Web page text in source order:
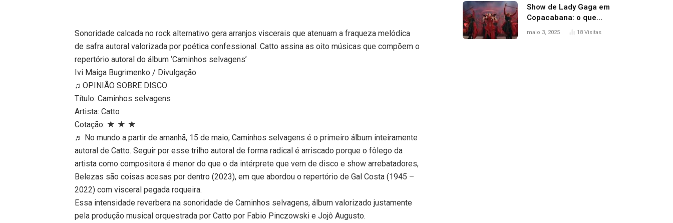
Sonoridade calcada no rock alternativo gera arranjos viscerais que atenuam a fraqueza melódica
de safra autoral valorizada por poética confessional. Catto assina as oito músicas que compõem o
repertório autoral do álbum ‘Caminhos selvagens’
Ivi Maiga Bugrimenko / Divulgação
♫ OPINIÃO SOBRE DISCO
Título: Caminhos selvagens
Artista: Catto
Cotação: ★ ★ ★
♬ No mundo a partir de amanhã, 15 de maio, Caminhos selvagens é o primeiro álbum inteiramente
autoral de Catto. Seguir por esse trilho autoral de forma radical é arriscado porque o fôlego da
artista como compositora é menor do que o da intérprete que vem de disco e show arrebatadores,
Belezas são coisas acesas por dentro (2023), em que abordou o repertório de Gal Costa (1945 –
2022) com visceral pegada roqueira.
Essa intensidade reverbera na sonoridade de Caminhos selvagens, álbum valorizado justamente
pela produção musical orquestrada por Catto por Fabio Pinczowski e Jojô Augusto.
Grammy 2025
Show de Lady Gaga em
Copacabana: o que
esperar, horários,
maio 3, 2025 18 Visitas